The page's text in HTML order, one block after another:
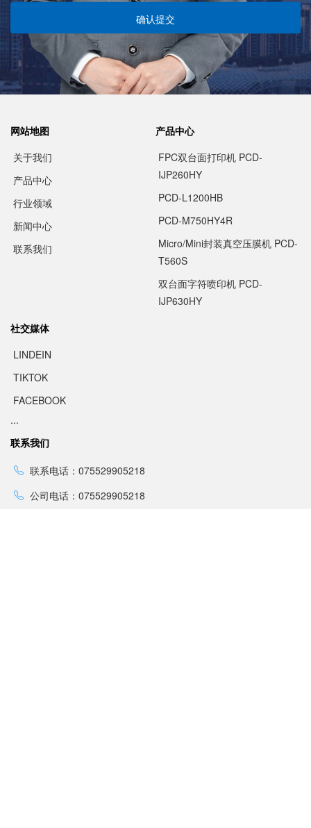
确认提交
网站地图
关于我们
产品中心
行业领域
新闻中心
联系我们
产品中心
FPC双台面打印机 PCD-
IJP260HY
PCD-L1200HB
PCD-M750HY4R
Micro/Mini封装真空压膜机 PCD-
T560S
双台面字符喷印机 PCD-
IJP630HY
社交媒体
LINDEIN
TIKTOK
FACEBOOK
...
联系我们
联系电话：075529905218
公司电话：075529905218